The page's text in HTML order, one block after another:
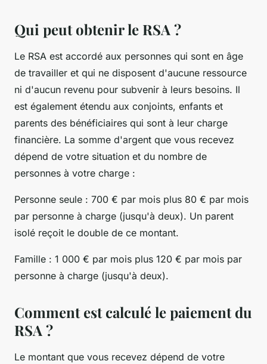
Qui peut obtenir le RSA ?
Le RSA est accordé aux personnes qui sont en âge
de travailler et qui ne disposent d'aucune ressource
ni d'aucun revenu pour subvenir à leurs besoins. Il
est également étendu aux conjoints, enfants et
parents des bénéficiaires qui sont à leur charge
financière. La somme d'argent que vous recevez
dépend de votre situation et du nombre de
personnes à votre charge :
Personne seule : 700 € par mois plus 80 € par mois
par personne à charge (jusqu'à deux). Un parent
isolé reçoit le double de ce montant.
Famille : 1 000 € par mois plus 120 € par mois par
personne à charge (jusqu'à deux).
Comment est calculé le paiement du
RSA ?
Le montant que vous recevez dépend de votre